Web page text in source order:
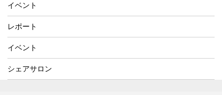
イベント
レポート
イベント
シェアサロン